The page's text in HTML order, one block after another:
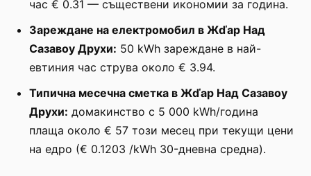
час € 0.31 — съществени икономии за година.
Зареждане на електромобил в Жďар Над
Сазавоу Друхи: 50 kWh зареждане в най-
евтиния час струва около € 3.94.
Типична месечна сметка в Жďар Над Сазавоу
Друхи: домакинство с 5 000 kWh/година
плаща около € 57 този месец при текущи цени
на едро (€ 0.1203 /kWh 30-дневна средна).